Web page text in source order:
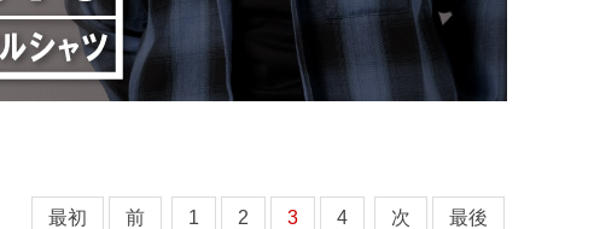
最初 前 1 2 3 4 次 最後